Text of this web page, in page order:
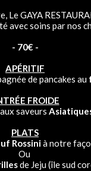
Le GAYA
avec soins par nos
- 70€ -
APÉRITIF
de pancakes au
FROIDE
aux saveurs
PLATS
Rossinià notre
Ou
de Jeju (île sud